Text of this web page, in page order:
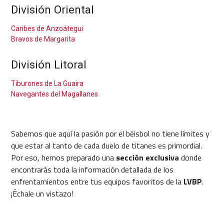
División Oriental
Caribes de Anzoátegui
Bravos de Margarita
División Litoral
Tiburones de La Guaira
Navegantes del Magallanes
Sabemos que aquí la pasión por el béisbol no tiene límites y
que estar al tanto de cada duelo de titanes es primordial.
Por eso, hemos preparado una sección exclusiva donde
encontrarás toda la información detallada de los
enfrentamientos entre tus equipos favoritos de la LVBP.
¡Échale un vistazo!